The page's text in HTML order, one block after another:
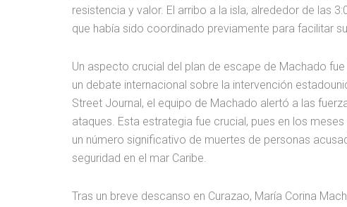
resistencia y valor. El arribo a la isla, alrededor de las
que había sido coordinado previamente para facilitar
Un aspecto crucial del plan de escape de Machado
un debate internacional sobre la intervención
Street Journal, el equipo de Machado alertó a las
ataques. Esta estrategia fue crucial, pues en los
un número significativo de muertes de personas
seguridad en el mar Caribe.
Tras un breve descanso en Curazao, María Corina